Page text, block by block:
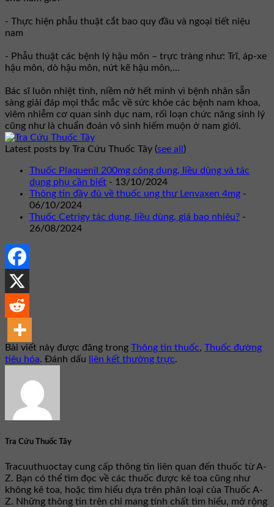
- Thực hiện phẫu thuật cắt bao quy đầu và ngoại tiết niệu
nam
- Phẫu thuật các bệnh lý hậu môn – trực tràng như: Trĩ, áp-xe
hậu môn, dò hậu môn, nứt kẽ hậu môn,...
Bác sĩ luôn nhiệt tình, niềm nở hết mình vì bệnh nhân sẵn
sàng giải đáp mọi thắc mắc về sức khỏe các bệnh nam khoa,
viêm nhiễm cơ quan sinh dục nam, rối loạn chức năng sinh lý
cũng như là chuẩn đoán vô sinh hiếm muộn ở nam giới.
Latest posts by Tra Cứu Thuốc Tây (see all )
Thuốc Plaquenil 200mg công dụng, liều dùng và tác
dụng phụ cần biết - 13/10/2024
Thông tin đầy đủ về thuốc ung thư Lenvaxen 4mg -
06/10/2024
Thuốc Cetrigy tác dụng, liều dùng, giá bao nhiêu? -
26/08/2024
Bài viết này được đăng trong Thông tin thuốc, Thuốc đường
tiêu hóa. Đánh dấu liên kết thường trực.
Tra Cứu Thuốc Tây
Tracuuthuoctay cung cấp thông tin liên quan đến thuốc từ A-
Z. Bạn có thể tìm đọc về các thuốc được kê toa cũng như
không kê toa, hoặc tìm hiểu dựa trên phân loại của Thuốc A-
Z. Những thông tin trên chỉ mang tính chất tìm hiểu, mở rộng